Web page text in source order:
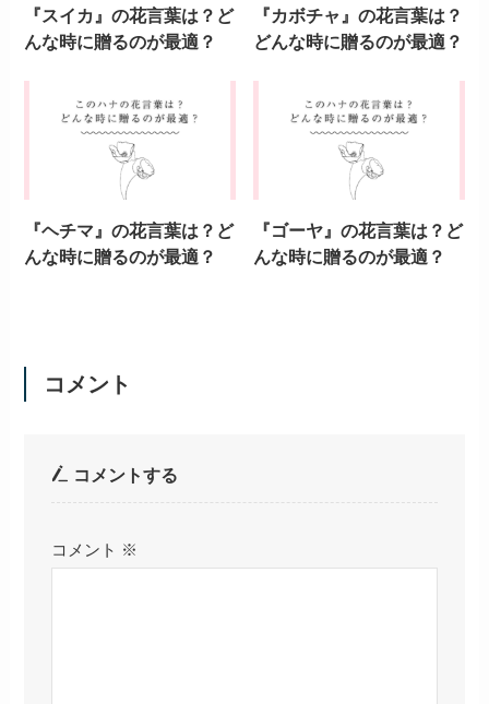
『スイカ』の花言葉は？ど
んな時に贈るのが最適？
『カボチャ』の花言葉は？
どんな時に贈るのが最適？
『ヘチマ』の花言葉は？ど
んな時に贈るのが最適？
『ゴーヤ』の花言葉は？ど
んな時に贈るのが最適？
コメント
コメントする
コメント ※